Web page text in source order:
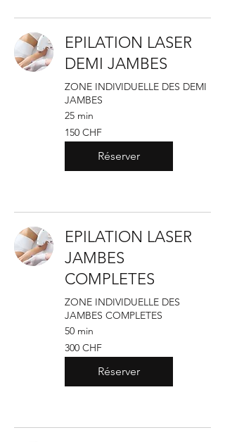
EPILATION LASER
DEMI JAMBES
ZONE INDIVIDUELLE DES DEMI
JAMBES
25 min
150
francs
suisses
150 CHF
Réserver
EPILATION LASER
JAMBES
COMPLETES
ZONE INDIVIDUELLE DES
JAMBES COMPLETES
50 min
300
francs
suisses
300 CHF
Réserver